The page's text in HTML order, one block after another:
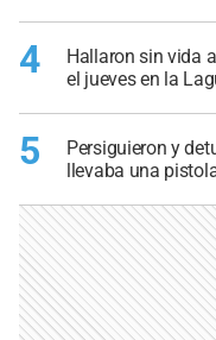
4
Hallaron sin vida
el jueves en la
5
Persiguieron y
llevaba una